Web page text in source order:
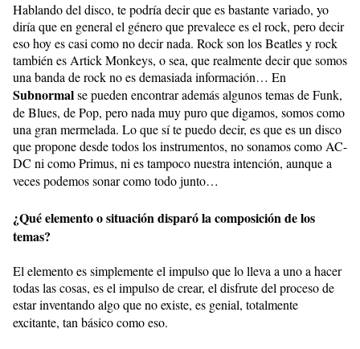
Hablando del disco, te podría decir que es bastante variado, yo
diría que en general el género que prevalece es el rock, pero decir
eso hoy es casi como no decir nada. Rock son los Beatles y rock
también es Artick Monkeys, o sea, que realmente decir que somos
una banda de rock no es demasiada información… En
Subnormalse pueden encontrar además algunos temas de Funk,
de Blues, de Pop, pero nada muy puro que digamos, somos como
una gran mermelada. Lo que sí te puedo decir, es que es un disco
que propone desde todos los instrumentos, no sonamos como AC-
DC ni como Primus, ni es tampoco nuestra intención, aunque a
veces podemos sonar como todo junto…
¿Qué elemento o situación disparó la composición de los
temas?
El elemento es simplemente el impulso que lo lleva a uno a hacer
todas las cosas, es el impulso de crear, el disfrute del proceso de
estar inventando algo que no existe, es genial, totalmente
excitante, tan básico como eso.